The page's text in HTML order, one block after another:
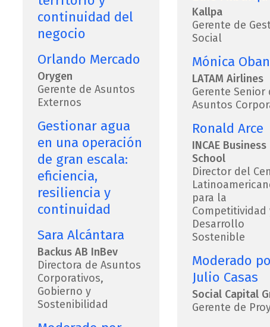
continuidad del
negocio
Orlando Mercado
Orygen
Gerente de Asuntos
Externos
Gestionar agua
en una operación
de gran escala:
eficiencia,
resiliencia y
continuidad
Sara Alcántara
Backus AB InBev
Directora de Asuntos
Corporativos,
Gobierno y
Sostenibilidad
Kallpa
Gerente de
Social
Mónica
LATAM Airlines
Gerente Senior
Asuntos
Ronald Arce
INCAE Business
School
Director del
para la
Competitividad
Desarrollo
Sostenible
Moderado
Julio Casas
Social Capital
Gerente de